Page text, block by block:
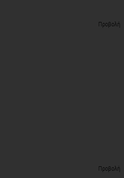
Προβολή
Προβολή